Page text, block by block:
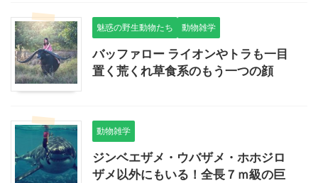
魅惑の野生動物たち 動物雑学
バッファロー ライオンやトラも一目
置く荒くれ草食系のもう一つの顔
動物雑学
ジンベエザメ・ウバザメ・ホホジロ
ザメ以外にもいる！全長７ｍ級の巨